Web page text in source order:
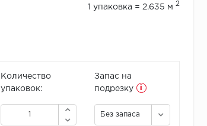
1 упаковка = 2.635 м 2
Количество
упаковок:
Запас на
подрезку
i
Без запаса